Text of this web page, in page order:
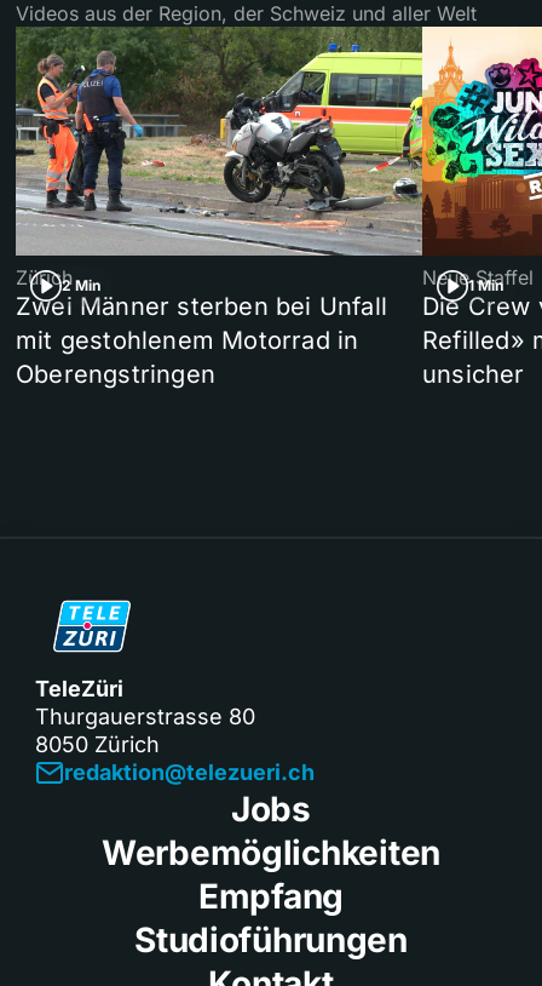
Videos aus der Region, der Schweiz und aller Welt
2 Min
Zürich
Zwei Männer sterben bei Unfall
mit gestohlenem Motorrad in
Oberengstringen
1 Min
Neue Staffel
Die Crew
Refilled»
unsicher
TeleZüri
Thurgauerstrasse 80
8050 Zürich
redaktion@telezueri.ch
Jobs
Werbemöglichkeiten
Empfang
Studioführungen